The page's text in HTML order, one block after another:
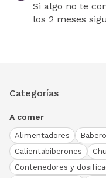
Si algo no te
los 2 meses
Categorías
A comer
Alimentadores
Calientabiberones
Contenedores y